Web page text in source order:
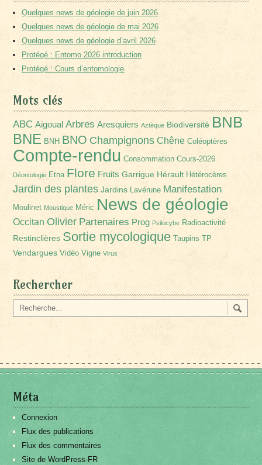
Quelques news de géologie de juin 2026
Quelques news de géologie de mai 2026
Quelques news de géologie d’avril 2026
Protégé : Entomo 2026 introduction
Protégé : Cours d’entomologie
Mots clés
ABC Aigoual Arbres Aresquiers Aztèque Biodiversité BNB
BNE BNH BNO Champignons Chêne Coléoptères
Compte-rendu Consommation Cours-2026
Déontologie Etna Flore Fruits Garrigue Hérault Hétérocères
Jardin des plantes Jardins Lavérune Manifestation
Moulinet Moustique Méric News de géologie
Occitan Olivier Partenaires Prog Psilocybe Radioactivité
Restinclières Sortie mycologique Taupins TP
Vendargues Vidéo Vigne Virus
Rechercher
Méta
Connexion
Flux des publications
Flux des commentaires
Site de WordPress-FR